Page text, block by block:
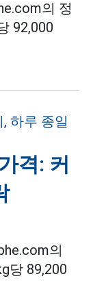
의 정
92,000
격: 커
의
당 89,200